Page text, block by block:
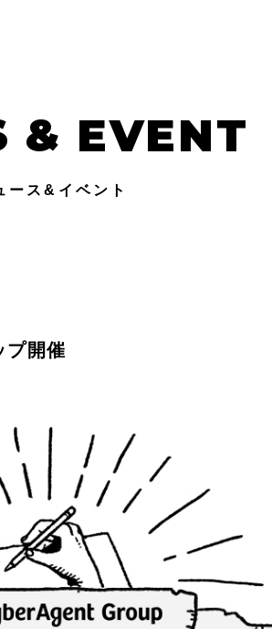
& EVENT
ース&イベント
プ開催